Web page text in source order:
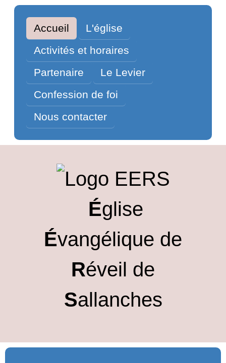
Accueil
L'église
Activités et horaires
Partenaire
Le Levier
Confession de foi
Nous contacter
Église
Évangélique de
Réveil de
Sallanches